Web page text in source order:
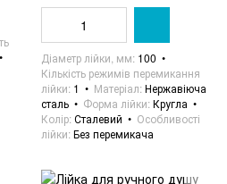
Діаметр лійки, мм 100
Кількість режимів перемикання
лійки 1 Матеріал Нержавіюча
сталь
Форма лійки Кругла
Колір Сталевий
Особливості
лійки Без перемикача